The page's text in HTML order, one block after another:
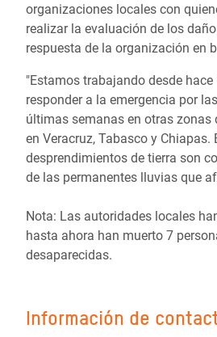
organizaciones locales con
realizar la evaluación de los
respuesta de la organización en
"Estamos trabajando desde
responder a la emergencia por
últimas semanas en otras zonas
en Veracruz, Tabasco y Chiapas.
desprendimientos de tierra son
de las permanentes lluvias que
Nota: Las autoridades locales
hasta ahora han muerto 7
desaparecidas.
Información de